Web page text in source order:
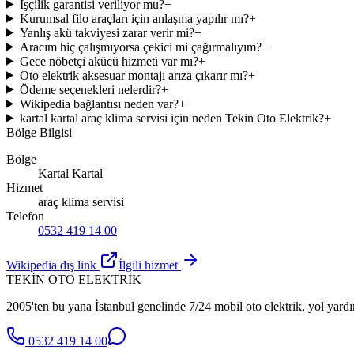
İşçilik garantisi veriliyor mu?+
Kurumsal filo araçları için anlaşma yapılır mı?+
Yanlış akü takviyesi zarar verir mi?+
Aracım hiç çalışmıyorsa çekici mi çağırmalıyım?+
Gece nöbetçi akücü hizmeti var mı?+
Oto elektrik aksesuar montajı arıza çıkarır mı?+
Ödeme seçenekleri nelerdir?+
Wikipedia bağlantısı neden var?+
kartal kartal araç klima servisi için neden Tekin Oto Elektrik?+
Bölge Bilgisi
Bölge
Kartal Kartal
Hizmet
araç klima servisi
Telefon
0532 419 14 00
Wikipedia dış link
İlgili hizmet
TEKİN OTO ELEKTRİK
2005'ten bu yana İstanbul genelinde 7/24 mobil oto elektrik, yol
0532 419 14 00